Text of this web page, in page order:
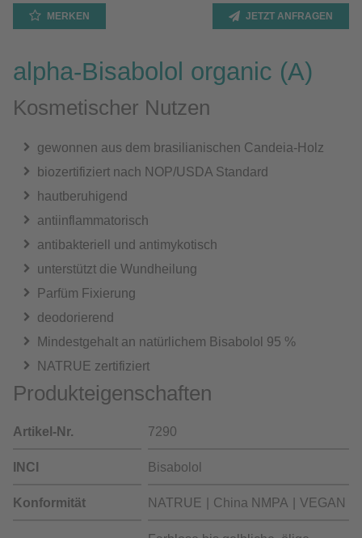
MERKEN JETZT ANFRAGEN
alpha-Bisabolol organic (A)
Kosmetischer Nutzen
gewonnen aus dem brasilianischen Candeia-Holz
biozertifiziert nach NOP/USDA Standard
hautberuhigend
antiinflammatorisch
antibakteriell und antimykotisch
unterstützt die Wundheilung
Parfüm Fixierung
deodorierend
Mindestgehalt an natürlichem Bisabolol 95 %
NATRUE zertifiziert
Produkteigenschaften
Artikel-Nr. 7290
INCI Bisabolol
Konformität NATRUE China NMPA VEGAN